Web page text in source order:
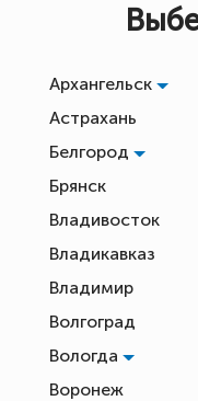
Архангельск
Астрахань
Белгород
Брянск
Владивосток
Владикавказ
Владимир
Волгоград
Вологда
Воронеж